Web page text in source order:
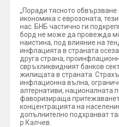
„Поради тясното
икономика с еврозоната,
нас. БНБ частично ги
борд не може да провежда
наистина, под влияние на
инфлацията в страната
друга страна,
свръхликвидният банков
жилищата в страната.
инфлационна вълна,
алтернативи, националната
фаворизираща
концентрацията на
допълнително подхранват
р Калчев.